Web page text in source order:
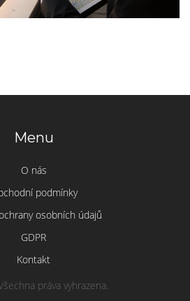
Menu
O nás
podmínky
osobních údajů
GDPR
Kontakt
práva vyhrazena.